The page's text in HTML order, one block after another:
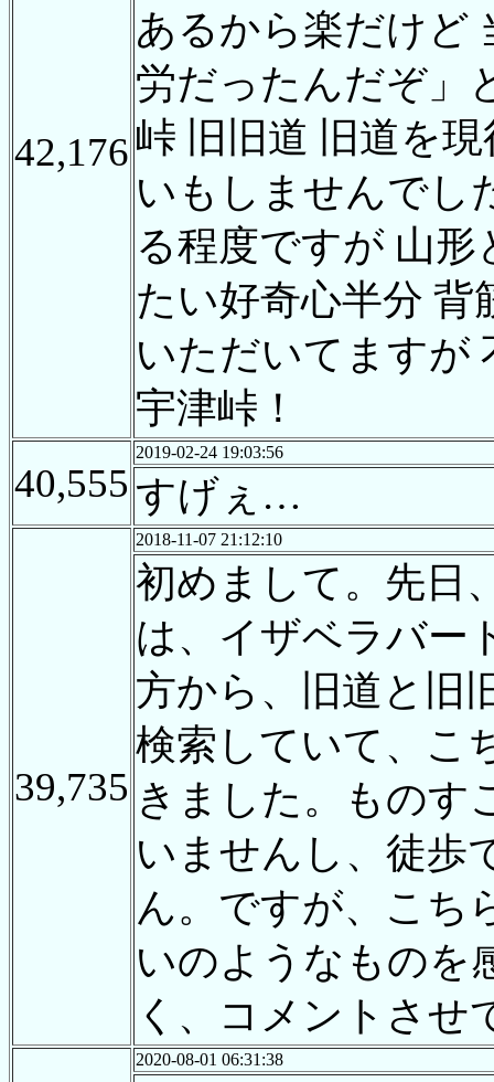
42,176
あるから楽だけど
労だったんだぞ」
峠 旧旧道 旧道を
いもしませんでし
る程度ですが 山
たい好奇心半分
いただいてますが
宇津峠！
40,555
2019-02-24 19:03:56
すげぇ…
39,735
2018-11-07 21:12:10
初めまして。先日
は、イザベラバー
方から、旧道と旧
検索していて、こ
きました。ものす
いませんし、徒歩
ん。ですが、こち
いのようなものを
く、コメントさせ
2020-08-01 06:31:38